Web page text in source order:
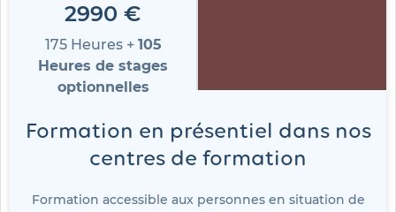
2990 €
175 Heures + 105
Heures de stages
optionnelles
Formation en présentiel dans nos
centres de formation
Formation accessible aux personnes en situation de